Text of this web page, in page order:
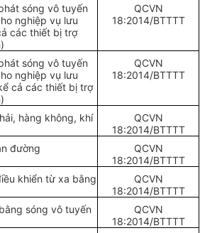
t sóng vô tuyến
nghiệp vụ lưu
các thiết bị trợ
QCVN
18:2014/BTTTT
t sóng vô tuyến
nghiệp vụ lưu
cả các thiết bị trợ
QCVN
18:2014/BTTTT
ải, hàng không, khí
QCVN
18:2014/BTTTT
đường
QCVN
18:2014/BTTTT
iều khiểntừ xa bằng
QCVN
18:2014/BTTTT
ằng sóng vô tuyến
QCVN
18:2014/BTTTT